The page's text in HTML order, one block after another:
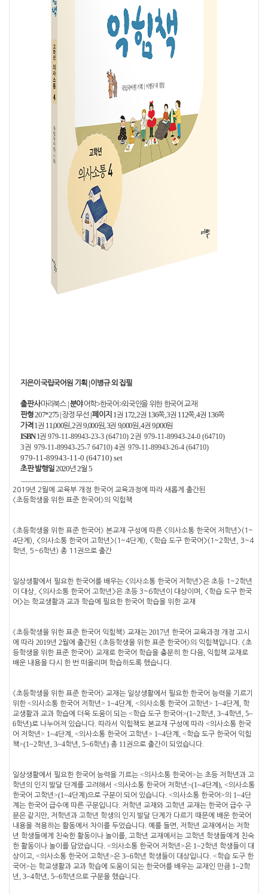
지 은이 국립국어원 기획 이병규 외 집필
출판사마리북스 분야어학>한국어>외국인을 위한 한국어 교재
판형207*275 | 장정 무선 |페이지 1권 172, 2권 136쪽, 3권 112쪽, 4권 136쪽
가격1권 11,000원, 2권9,000원, 3권 9,000원, 4권9,000원
ISBN1권 979-11-89943-23-3 (64710) 2권 979-11-89943-24-0 (64710)
3권979-11-89943-25-7 64710) 4권979-11-89943-26-4 (64710)
979-11-89943-11-0 (64710) set
초판 발행일2020년2월5
.........................................................................
2019년 2월에 교육부 개정 한국어 교육과정에 따라 새롭게 출간된
《초등학생을 위한 표준 한국어 》의 익힘책
《초등학생을 위한 표준 한국어 》 본교재 구성에 따른 <의사소통 한국어 저학년 >(1~
4단계 ), <의사소통 한국어 고학년 >(1~4단계 ), < 학습 도구 한국어 >(1~2학년
, 3~4
학년
, 5~6학년 ) 총 11 권으로 출간
일상생활에서 필요한 한국어를 배우는 <의사소통 한국어 저학년 >은 초등 1~2학년
이 대상 , <의사소통 한국어 고학년 >은 초등 3~6학년이 대상이며 , < 학습 도구 한국
어 >는 학교생활과 교과 학습에 필요한 한국어 학습을 위한 교재
《초등학생을 위한 표준 한국어 익힘책》 교재는 2017년 한국어 교육과정 개정 고시
에 따라 2019년 2월에 출간된 《초등학생을 위한 표준 한국어 》의 익힘책입니다. 《초
등학생을 위한 표준 한국어 》 교재로 한국어 학습을 충분히 한 다음, 익힘책 교재로
배운 내용을 다시 한 번 떠올리며 학습하도록 했습니다.
《초등학생을 위한 표준 한국어 》 교재는 일상생활에서 필요한 한국어 능력을 기르기
위한 <의사소통 한국어 저학년> 1~4단계 , <의사소통 한국어 고학년> 1~4단계 , 학
교생활과 교과 학습에 더욱 도움이 되는 <학습 도구 한국어>(1~2학년, 3~4학년, 5~
6학년)로 나누어져 있습니다. 따라서 익힘책도 본교재 구성에 따라 <의사소통 한국
어 저학년> 1~4단계 , <의사소통 한국어 고학년> 1~4단계 , <학습 도구 한국어 익힘
책>(1~2학년, 3~4학년, 5~6학년) 총 11권으로 출간이 되었습니다.
일상생활에서 필요한 한국어 능력을 기르는 <의사소통 한국어>는 초등 저학년과 고
학년의 인지 발달 단계를 고려해서 <의사소통 한국어 저학년>(1~4단계 ), <의사소통
한국어 고학년>(1~4단계 )으로 구분이 되어 있습니다. <의사소통 한국어>의 1~4단
계는 한국어 급수에 따른 구분입니다. 저학년 교재와 고학년 교재는 한국어 급수 구
분은 같지만, 저학년과 고학년 학생의 인지 발달 단계가 다르기 때문에 배운 한국어
내용을 적용하는 활동에서 차이를 두었습니다. 예를 들면, 저학년 교재에서는 저학
년 학생들에게 친숙한 활동이나 놀이를, 고학년 교재에서는 고학년 학생들에게 친숙
한 활동이나 놀이를 담았습니다. <의사소통 한국어 저학년>은 1~2학년 학생들이 대
상이고, <의사소통 한국어 고학년>은 3~6학년 학생들이 대상입니다. <학습 도구 한
국어>는 학교생활과 교과 학습에 도움이 되는 한국어를 배우는 교재인 만큼 1~2학
년, 3~4학년, 5~6학년으로 구분을 했습니다.